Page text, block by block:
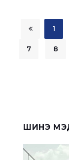
1
7 8
ШИНЭ